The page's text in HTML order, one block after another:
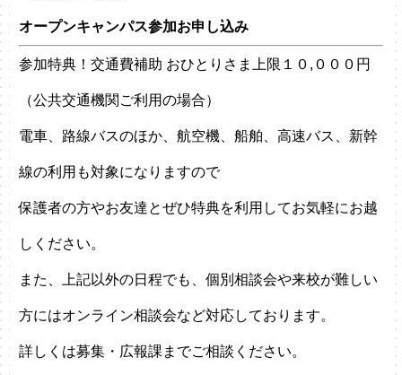
オープンキャンパス参加お申し込み
参加特典！交通費補助 おひとりさま上限１０,０００円
（公共交通機関ご利用の場合）
電車、路線バスのほか、航空機、船舶、高速バス、新幹
線の利用も対象になりますので
保護者の方やお友達とぜひ特典を利用してお気軽にお越
しください。
また、上記以外の日程でも、個別相談会や来校が難しい
方にはオンライン相談会など対応しております。
詳しくは募集・広報課までご相談ください。